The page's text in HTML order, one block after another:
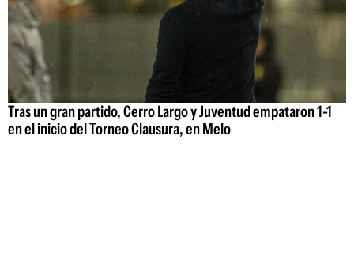
Tras un gran partido, Cerro Largo y Juventud empataron 1-1
en el inicio del Torneo Clausura, en Melo